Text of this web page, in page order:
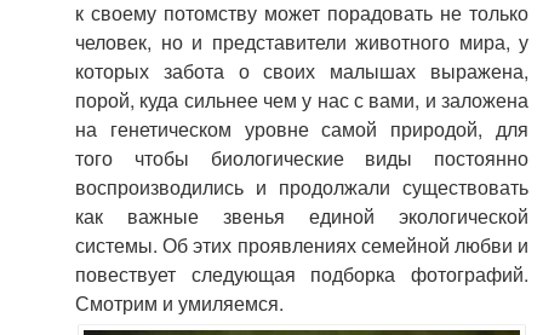
к своему потомству может порадовать не только
человек, но и представители животного мира, у
которых забота о своих малышах выражена,
порой, куда сильнее чем у нас с вами, и заложена
на генетическом уровне самой природой, для
того чтобы биологические виды постоянно
воспроизводились и продолжали существовать
как важные звенья единой экологической
системы. Об этих проявлениях семейной любви и
повествует следующая подборка фотографий.
Смотрим и умиляемся.